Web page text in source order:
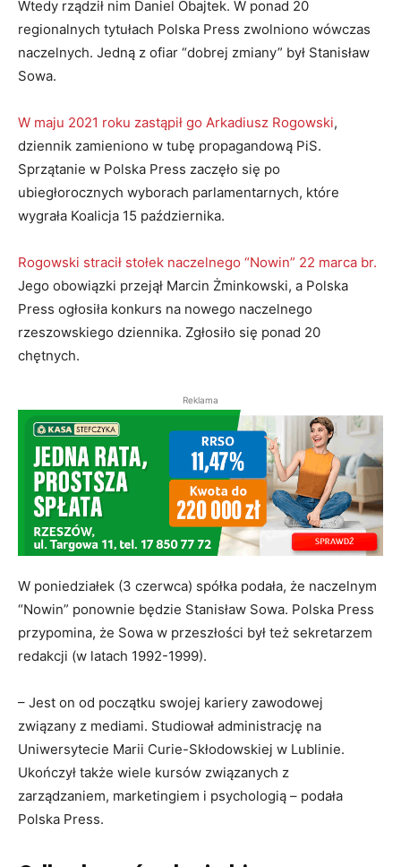
Wtedy rządził nim Daniel Obajtek. W ponad 20
regionalnych tytułach Polska Press zwolniono wówczas
naczelnych. Jedną z ofiar “dobrej zmiany” był Stanisław
Sowa.
W maju 2021 roku zastąpił go Arkadiusz Rogowski,
dziennik zamieniono w tubę propagandową PiS.
Sprzątanie w Polska Press zaczęło się po
ubiegłorocznych wyborach parlamentarnych, które
wygrała Koalicja 15 października.
Rogowski stracił stołek naczelnego “Nowin” 22 marca br.
Jego obowiązki przejął Marcin Żminkowski, a Polska
Press ogłosiła konkurs na nowego naczelnego
rzeszowskiego dziennika. Zgłosiło się ponad 20
chętnych.
Reklama
W poniedziałek (3 czerwca) spółka podała, że naczelnym
“Nowin” ponownie będzie Stanisław Sowa. Polska Press
przypomina, że Sowa w przeszłości był też sekretarzem
redakcji (w latach 1992-1999).
– Jest on od początku swojej kariery zawodowej
związany z mediami. Studiował administrację na
Uniwersytecie Marii Curie-Skłodowskiej w Lublinie.
Ukończył także wiele kursów związanych z
zarządzaniem, marketingiem i psychologią – podała
Polska Press.